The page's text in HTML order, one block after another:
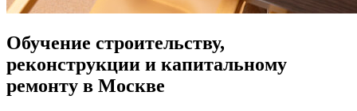
Обучение строительству,
реконструкции и капитальному
ремонту в Москве